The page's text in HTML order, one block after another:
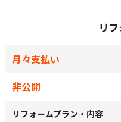
リ
月々支払い
非公開
リフォームプラン・内容